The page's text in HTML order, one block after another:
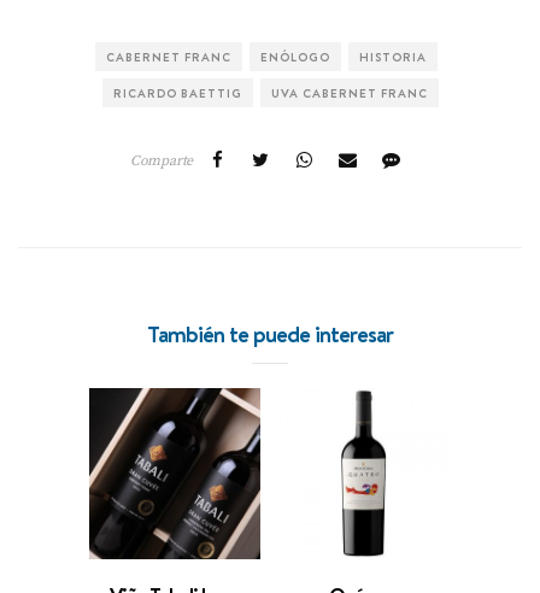
CABERNET FRANC ENÓLOGO HISTORIA
RICARDO BAETTIG UVA CABERNET FRANC
Comparte
También te puede interesar